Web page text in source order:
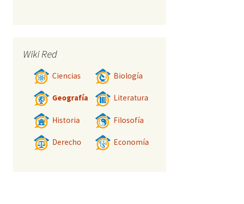
Wiki Red
Ciencias Biología
Geografía Literatura
Historia Filosofía
Derecho Economía